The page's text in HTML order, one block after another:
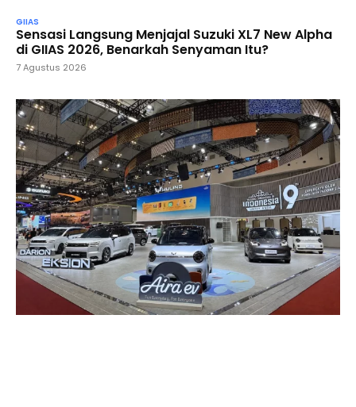
GIIAS
Sensasi Langsung Menjajal Suzuki XL7 New Alpha
di GIIAS 2026, Benarkah Senyaman Itu?
7 Agustus 2026